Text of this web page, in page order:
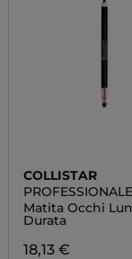
COLLISTAR
OCCHI
Matita Occhi
Durata
18,13 €